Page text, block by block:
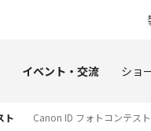
イベント・交流 ショ
ト Canon ID フォトコンテス